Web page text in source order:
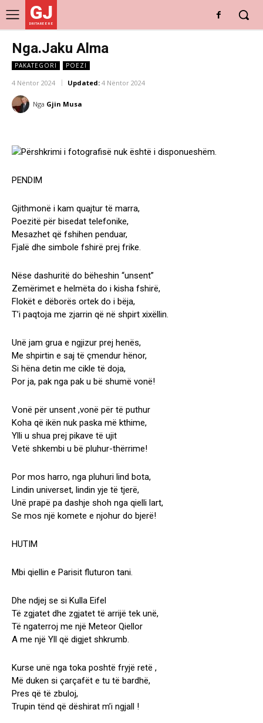
GJ
DRITARE E RE
Nga.Jaku Alma
PAKATEGORI POEZI
4 Nëntor 2024 Updated: 4 Nëntor 2024
Nga Gjin Musa
PENDIM
Gjithmonë i kam quajtur të marra,
Poezitë për bisedat telefonike,
Mesazhet që fshihen penduar,
Fjalë dhe simbole fshirë prej frike.
Nëse dashuritë do bëheshin “unsent”
Zemërimet e helmëta do i kisha fshirë,
Flokët e dëborës ortek do i bëja,
T’i paqtoja me zjarrin që në shpirt xixëllin.
Unë jam grua e ngjizur prej henës,
Me shpirtin e saj të çmendur hënor,
Si hëna detin me cikle të doja,
Por ja, pak nga pak u bë shumë vonë!
Vonë për unsent ,vonë për të puthur
Koha që ikën nuk paska më kthime,
Ylli u shua prej pikave të ujit
Vetë shkembi u bë pluhur-thërrime!
Por mos harro, nga pluhuri lind bota,
Lindin universet, lindin yje të tjerë,
Unë prapë pa dashje shoh nga qielli lart,
Se mos një komete e njohur do bjerë!
HUTIM
Mbi qiellin e Parisit fluturon tani.
Dhe ndjej se si Kulla Eifel
Të zgjatet dhe zgjatet të arrijë tek unë,
Të ngaterroj me një Meteor Qiellor
A me një Yll që digjet shkrumb.
Kurse unë nga toka poshtë fryjë retë ,
Më duken si çarçafët e tu të bardhë,
Pres që të zbuloj,
Trupin tënd që dëshirat m’i ngjall !